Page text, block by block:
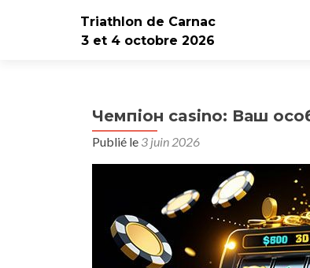
Triathlon de Carnac
3 et 4 octobre 2026
Чемпіон casino: Ваш
Publié le 3 juin 2026